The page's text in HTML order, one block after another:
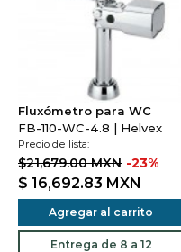
Fluxómetro para WC
FB-110-WC-4.8 | Helvex
Precio de lista:
$21,679.00 MXN -23%
$ 16,692.83 MXN
Agregar al carrito
Entrega de 8 a 12